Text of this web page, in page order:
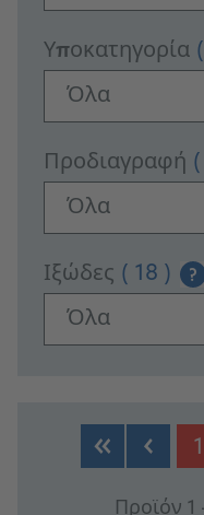
Υποκατηγορία
Όλα
Προδιαγραφή
Όλα
Ιξώδες ( 18 ) ?
Όλα
PRODUCTS
1
Προϊόν